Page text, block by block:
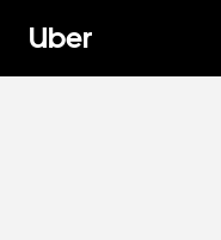
Uber